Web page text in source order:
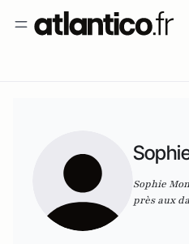
Sophie
près aux